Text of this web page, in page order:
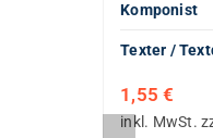
Komponist
Texter /
1,55€
inkl. MwSt.